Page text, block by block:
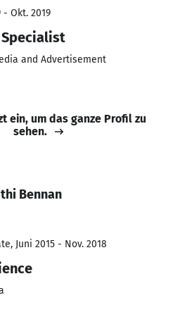
- Okt. 2019
and Advertisement
ein, um das ganze Profil zu
sehen.
Bennan
Juni 2015 - Nov. 2018